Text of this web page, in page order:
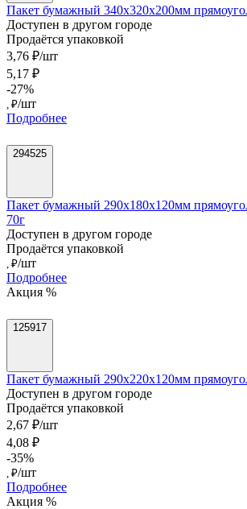
Пакет бумажный 340х320х200мм
Доступен в другом городе
Продаётся упаковкой
3,76 ₽/шт
5,17 ₽
-27%
, ₽/шт
Подробнее
294525
Пакет бумажный 290х180х120мм
70г
Доступен в другом городе
Продаётся упаковкой
, ₽/шт
Подробнее
Акция %
125917
Пакет бумажный 290х220х120мм
Доступен в другом городе
Продаётся упаковкой
2,67 ₽/шт
4,08 ₽
-35%
, ₽/шт
Подробнее
Акция %